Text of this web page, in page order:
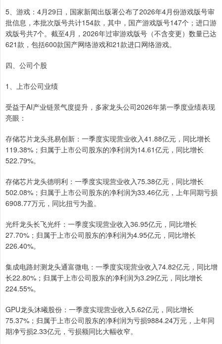
5、游戏：4月29日，国家新闻出版署公布了2026年4月份游戏版号审
批信息，本批次版号共计154款，其中，国产游戏版号147个；进口游
戏版号共7个。截至4月，2026年过审游戏版号（不含变更）数量已达
621款，包括600款国产网络游戏和21款进口网络游戏。
四、公司个股
1、上市公司业绩
受益于AI产业链景气度提升，多家龙头公司2026年第一季度业绩表现
亮眼：
存储芯片龙头兆易创新：一季度实现营业收入41.88亿元，同比增长
119.38%；归属于上市公司股东的净利润为14.61亿元，同比增长
522.79%。
存储芯片龙头德明利：一季度实现营业收入75.38亿元，同比增长
502.08%；归属于上市公司股东的净利润为33.46亿元，上年同期亏损
6908.77万元，同比扭亏为盈。
光纤龙头长飞光纤：一季度实现营业收入36.95亿元，同比增长
27.70%；归属于上市公司股东的净利润为4.95亿元，同比增长
226.40%。
集成电路封测龙头通富微电：一季度实现营业收入74.82亿元，同比增
长22.80%；归属于上市公司股东的净利润为3.29亿元，同比增长
224.55%。
GPU龙头沐曦股份：一季度实现营业收入5.62亿元，同比增长
75.37%；归属于上市公司股东的净利润为亏损9884.24万元，上年同
期净亏损2.33亿元，亏损额同比大幅收窄。